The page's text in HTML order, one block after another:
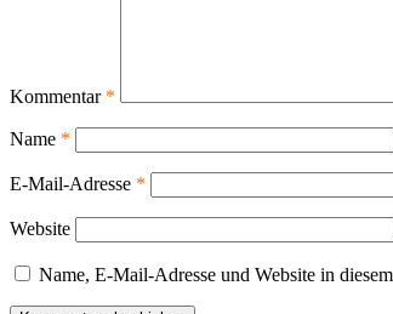
Kommentar *
Name *
E-Mail-Adresse *
Website
Name, E-Mail-Adresse und Website in